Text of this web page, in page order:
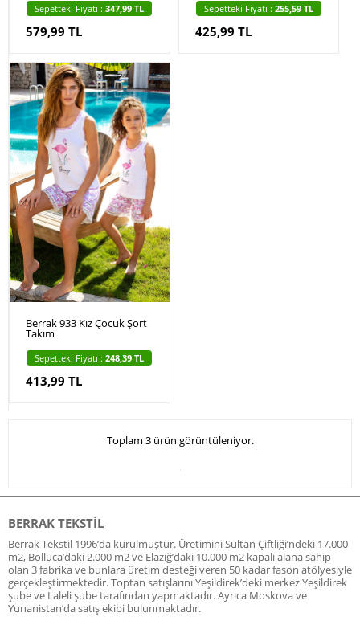
Sepetteki Fiyatı :347,99 TL
579,99 TL
Sepetteki Fiyatı :255,59 TL
425,99 TL
Berrak 933 Kız Çocuk Şort
Takım
Sepetteki Fiyatı :248,39 TL
413,99 TL
Toplam 3 ürün görüntüleniyor.
BERRAK TEKSTIL
Berrak Tekstil 1996’da kurulmuştur. Üretimini Sultan Çiftliği’ndeki 17.000
m2, Bolluca’daki 2.000 m2 ve Elazığ’daki 10.000 m2 kapalı alana sahip
olan 3 fabrika ve bunlara üretim desteği veren 50 kadar fason atölyesiyle
gerçekleştirmektedir. Toptan satışlarını Yeşildirek’deki merkez Yeşildirek
şube ve Laleli şube tarafından yapmaktadır. Ayrıca Moskova ve
Yunanistan’da satış ekibi bulunmaktadır.